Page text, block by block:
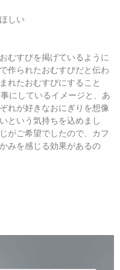
しい
むすびを掲げているように
作られたおむすびだと伝わ
れたおむすびにすること
にしているイメージと、あ
れが好きなおにぎりを想像
という気持ちを込めまし
がご希望でしたので、カフ
みを感じる効果があるの